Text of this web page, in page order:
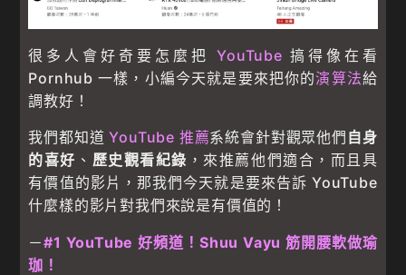
很多人會好奇要怎麼把YouTube 搞得像在看
Pornhub 一樣，小編今天就是要來把你的演算法給
調教好！
我們都知道YouTube 推薦系統會針對觀眾他們 自身
的喜好 、 歷史觀看紀錄 ，來推薦他們適合，而且具
有價值的影片，那我們今天就是要來告訴 YouTube
什麼樣的影片對我們來說是有價值的！
－#1 YouTube 好頻道！Shuu Vayu 筋開腰軟做瑜
珈！